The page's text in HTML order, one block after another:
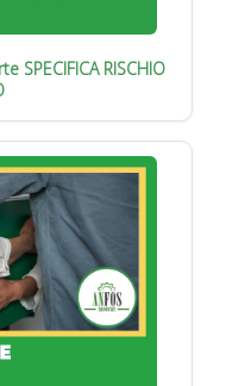
SPECIFICA RISCHIO